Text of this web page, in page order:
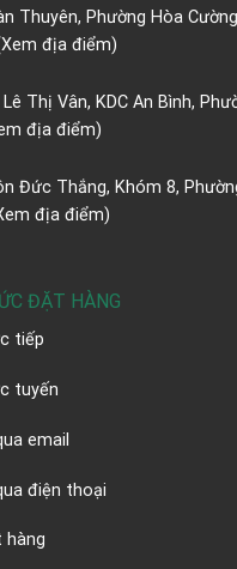
Thuyên, Phường Hòa
địa điểm)
Thị Vân, KDC An Bình,
địa điểm)
Đức Thắng, Khóm 8,
địa điểm)
ĐẶT HÀNG
tiếp
tuyến
email
điện thoại
hàng